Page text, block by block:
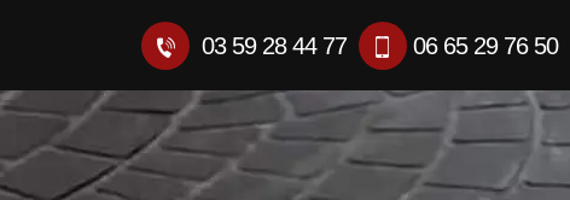
03 59 28 44 77 06 65 29 76 50